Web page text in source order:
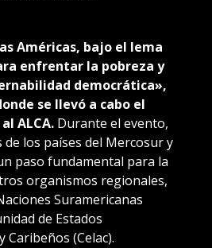
Américas, bajo el lema
enfrentar la pobreza y
democrática»,
se llevó a cabo el
ALCA. Durante el evento,
los países del Mercosur y
paso fundamental para la
organismos regionales,
Suramericanas
de Estados
Caribeños (Celac).